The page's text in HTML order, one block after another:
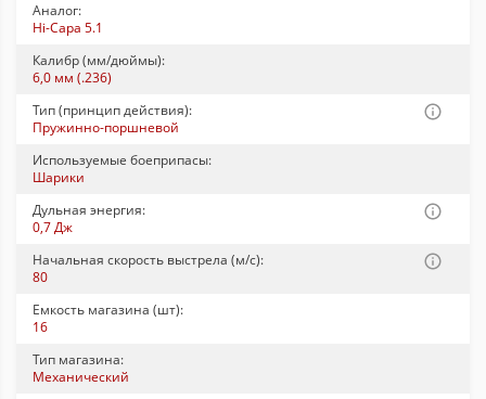
Аналог:
Hi-Capa 5.1
Калибр (мм/дюймы):
6,0 мм (.236)
Тип (принцип действия):
Пружинно-поршневой
Используемые боеприпасы:
Шарики
Дульная энергия:
0,7 Дж
Начальная скорость выстрела (м/с):
80
Емкость магазина (шт):
16
Тип магазина:
Механический